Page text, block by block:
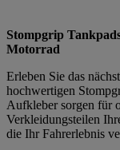
Stompgrip
Motorrad
Erleben Sie das
hochwertigen
Aufkleber sorgen für
Verkleidungsteilen
die Ihr Fahrerlebnis